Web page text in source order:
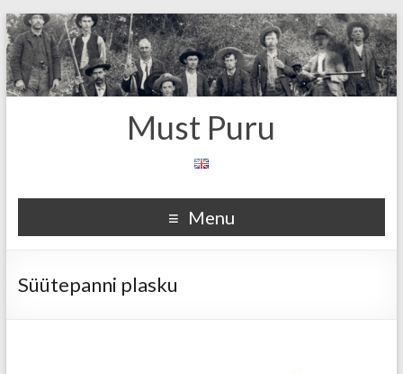
Must Puru
Menu
Süütepanni plasku